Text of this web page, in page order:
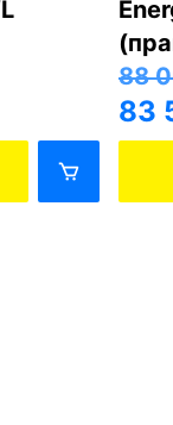
88
83